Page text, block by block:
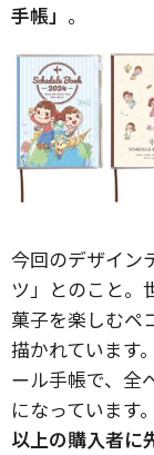
手帳」 。
今回のデザイン
ツ」とのこと。
菓子を楽しむペ
描かれています
ール手帳で、全
になっています。
以上の購入者に